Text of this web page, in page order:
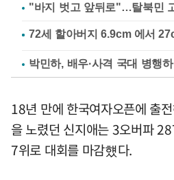
"바지 벗고 앞뒤로"…탈북민
박민하, 배우·사격 국대 병행
18년 만에 한국여자오픈에 출
을 노렸던 신지애는 3오버파
7위로 대회를 마감헀다.